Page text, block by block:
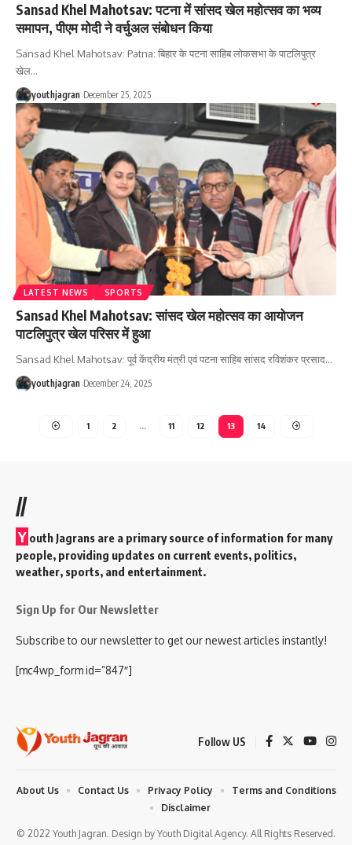
‎Sansad Khel Mahotsav: पटना में सांसद खेल महोत्सव का भव्य
समापन, पीएम मोदी ने वर्चुअल संबोधन किया
Sansad Khel Mahotsav: Patna: बिहार के पटना साहिब लोकसभा के पाटलिपुत्र
खेल…
youthjagran December 25, 2025
LATEST NEWS SPORTS
Sansad Khel Mahotsav: सांसद खेल महोत्सव का आयोजन
पाटलिपुत्र खेल परिसर में हुआ
Sansad Khel Mahotsav: पूर्व केंद्रीय मंत्री एवं पटना साहिब सांसद रविशंकर प्रसाद…
youthjagran December 24, 2025
1 2 … 11 12 13 14
//
Y outh Jagrans are a primary source of information for many
people, providing updates on current events, politics,
weather, sports, and entertainment.
Sign Up for Our Newsletter
Subscribe to our newsletter to get our newest articles instantly!
[mc4wp_form id=”847″]
Follow US
© 2022 Youth Jagran. Design by Youth Digital Agency. All Rights Reserved.
About Us Contact Us Privacy Policy
Terms and Conditions
Disclaimer